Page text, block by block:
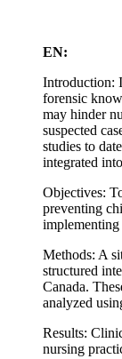
EN:
Introduction:
forensic
may hinder
suspected
studies to
integrated
Objectives:
preventing
Methods: A
structured
Canada.
analyzed
Results:
nursing